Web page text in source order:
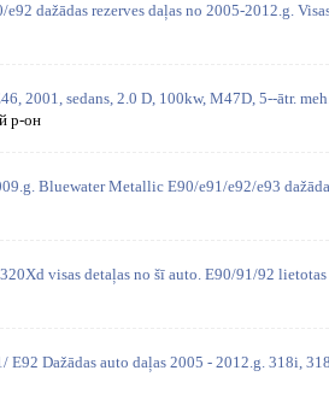
e92 dažādas rezerves daļas no 2005-2012.g.
2001, sedans, 2.0 D, 100kw, M47D, 5--ātr.
р-он
Bluewater Metallic E90/e91/e92/e93
visas detaļas no šī auto. E90/91/92
E92 Dažādas auto daļas 2005 - 2012.g. 318i,